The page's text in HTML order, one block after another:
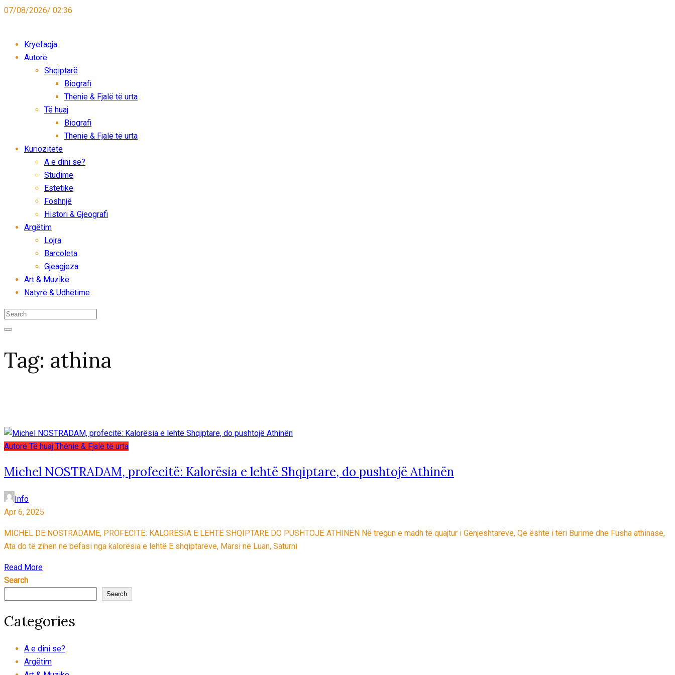
07/08/2026/ 02:36
Kryefaqja
Autorë
Shqiptarë
Biografi
Thënie & Fjalë të urta
Të huaj
Biografi
Thënie & Fjalë të urta
Kuriozitete
A e dini se?
Studime
Estetike
Foshnjë
Histori & Gjeografi
Argëtim
Lojra
Barcoleta
Gjeagjeza
Art & Muzikë
Natyrë & Udhëtime
Tag: athina
Autorë Të huaj Thënie & Fjalë të urta
Michel NOSTRADAM, profecitë: Kalorësia e lehtë Shqiptare, do pushtojë Athinën
Info
Apr 6, 2025
MICHEL DE NOSTRADAME, PROFECITË: KALORËSIA E LEHTË SHQIPTARE DO PUSHTOJË ATHINËN Në tregun e madh të quajtur i Gënjeshtarëve, Që është i tëri Burime dhe Fusha athinase,
Ata do të zihen në befasi nga kalorësia e lehtë E shqiptarëve, Marsi në Luan, Saturni
Read More
Search
Search
Categories
A e dini se?
Argëtim